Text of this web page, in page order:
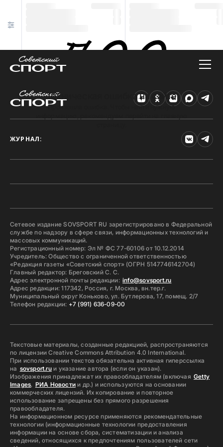
Техническая ошибка на сайте
Произошла ошибка. Чтобы найти нужную
ЖУРНАЛ:
Сетевое издание SOVSPORT RU зарегистрировано в Федеральной
службе по надзору в сфере связи, информационных технологий и
массовых коммуникаций.
Регистрационный номер: Эл № ФС 77-60106 от 10.12.2014
Учредитель: Общество с ограниченной ответственностью
«Редакция газеты «Советский спорт» (ОГРН 5147746142704)
Главный редактор: Бреговский С. С.
Адрес электронной почты редакции: info@sovsport.ru
Адрес редакции: 117342, Россия, г. Москва, вн.тер.г.
Муниципальный округ Коньково, ул. Бутлерова, 17, помещ. 2/7
Телефон редакции: +7 (991) 636-09-00
Текстовые материалы, созданные редакцией, распространяются
по лицензии Creative Commons Attribution 4.0 International.
При использовании текстов обязательна активная гиперссылка
на sovsport.ruи указание автора (если он указан).
Изображения принадлежат их правообладателям (включая Getty
Images, РИА Новостии др.) и используются на основании
коммерческих лицензий. Их копирование и повторное
использование запрещены без прямого разрешения
правообладателя.
На информационном ресурсе применяются рекомендательные
технологии (информационные технологии предоставления
информации на основе сбора, систематизации и анализа
сведений, относящихся к предпочтениям пользователей сети